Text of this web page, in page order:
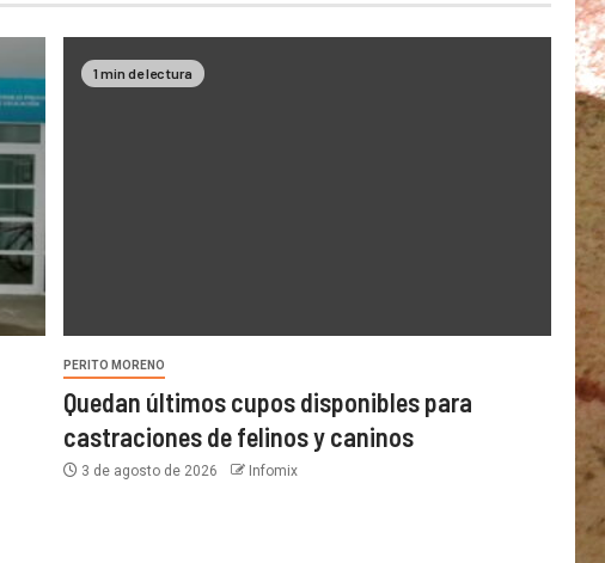
1 min de lectura
PERITO MORENO
Quedan últimos cupos disponibles para
castraciones de felinos y caninos
3 de agosto de 2026 Infomix